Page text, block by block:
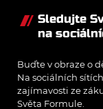
Sledujte
na
Buďte v obraze o
Na sociálních
zajímavosti ze
Světa Formule.